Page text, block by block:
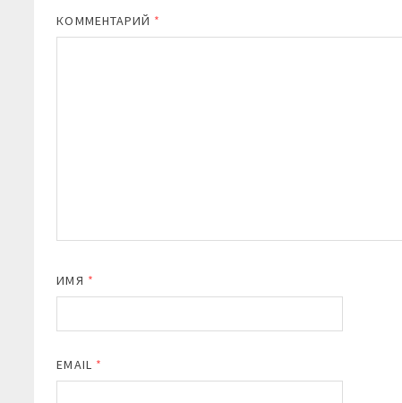
КОММЕНТАРИЙ *
ИМЯ *
EMAIL *